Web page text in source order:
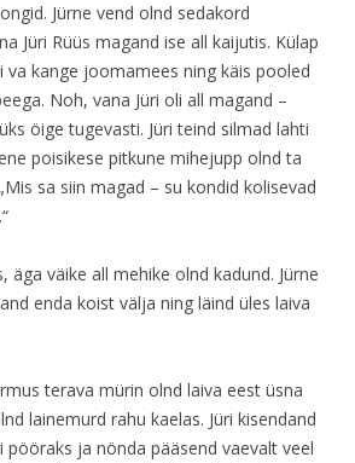
Jürne vend olnd sedakord
Jüri Rüüs magand ise all kaijutis. Külap
va kange joomamees ning käis pooled
Noh, vana Jüri oli all magand –
öige tugevasti. Jüri teind silmad lahti
poisikese pitkune mihejupp olnd ta
sa siin magad – su kondid kolisevad
äga väike all mehike olnd kadund. Jürne
enda koist välja ning läind üles laiva
terava mürin olnd laiva eest üsna
lainemurd rahu kaelas. Jüri kisendand
ja nönda pääsend vaevalt veel